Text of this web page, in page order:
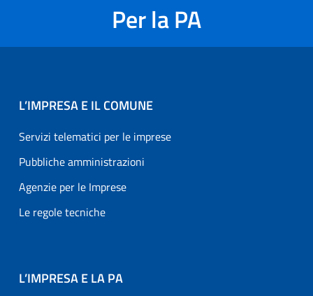
Per la PA
L’IMPRESA E IL COMUNE
Servizi telematici per le imprese
Pubbliche amministrazioni
Agenzie per le Imprese
Le regole tecniche
L’IMPRESA E LA PA